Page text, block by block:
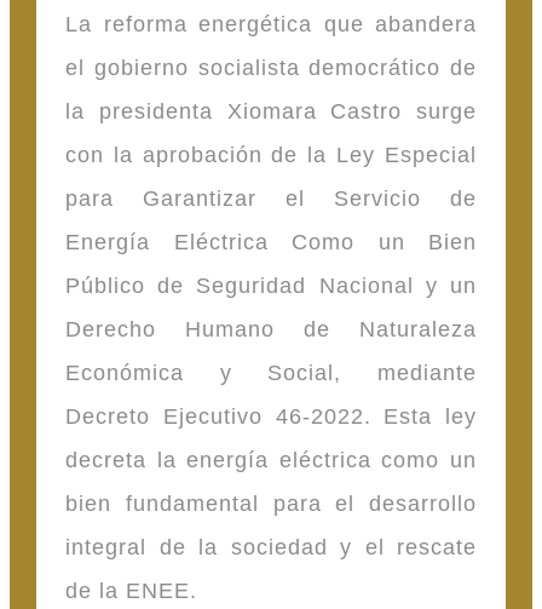
La reforma energética que abandera
el gobierno socialista democrático de
la presidenta Xiomara Castro surge
con la aprobación de la Ley Especial
para Garantizar el Servicio de
Energía Eléctrica Como un Bien
Público de Seguridad Nacional y un
Derecho Humano de Naturaleza
Económica y Social, mediante
Decreto Ejecutivo 46-2022. Esta ley
decreta la energía eléctrica como un
bien fundamental para el desarrollo
integral de la sociedad y el rescate
de la ENEE.